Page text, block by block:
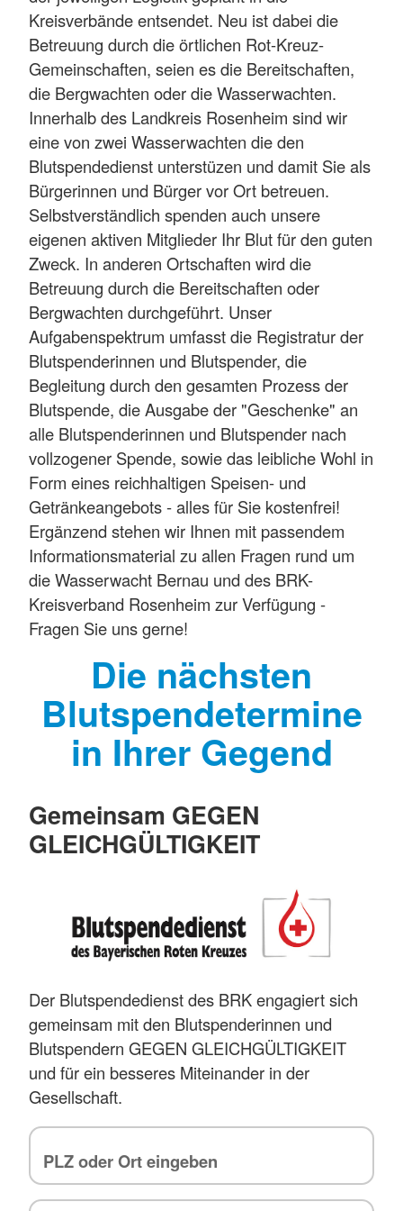
Kreisverbände entsendet. Neu ist dabei die
Betreuung durch die örtlichen Rot-Kreuz-
Gemeinschaften, seien es die Bereitschaften,
die Bergwachten oder die Wasserwachten.
Innerhalb des Landkreis Rosenheim sind wir
eine von zwei Wasserwachten die den
Blutspendedienst unterstüzen und damit Sie als
Bürgerinnen und Bürger vor Ort betreuen.
Selbstverständlich spenden auch unsere
eigenen aktiven Mitglieder Ihr Blut für den guten
Zweck. In anderen Ortschaften wird die
Betreuung durch die Bereitschaften oder
Bergwachten durchgeführt. Unser
Aufgabenspektrum umfasst die Registratur der
Blutspenderinnen und Blutspender, die
Begleitung durch den gesamten Prozess der
Blutspende, die Ausgabe der "Geschenke" an
alle Blutspenderinnen und Blutspender nach
vollzogener Spende, sowie das leibliche Wohl in
Form eines reichhaltigen Speisen- und
Getränkeangebots - alles für Sie kostenfrei!
Ergänzend stehen wir Ihnen mit passendem
Informationsmaterial zu allen Fragen rund um
die Wasserwacht Bernau und des BRK-
Kreisverband Rosenheim zur Verfügung -
Fragen Sie uns gerne!
Die nächsten
Blutspendetermine
in Ihrer Gegend
Gemeinsam GEGEN
GLEICHGÜLTIGKEIT
Der Blutspendedienst des BRK engagiert sich
gemeinsam mit den Blutspenderinnen und
Blutspendern GEGEN GLEICHGÜLTIGKEIT
und für ein besseres Miteinander in der
Gesellschaft.